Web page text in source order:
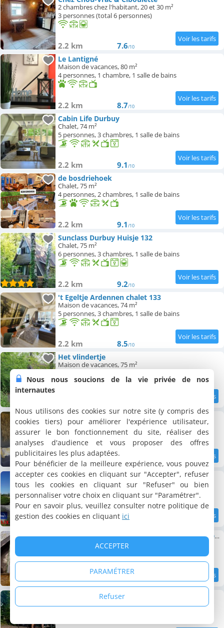
2 chambres chez l'habitant, 20 et 30 m²
3 personnes (total 6 personnes)
2.2 km 7.6/10
Le Lantigné
Maison de vacances, 80 m²
4 personnes, 1 chambre, 1 salle de bains
2.2 km 8.7/10
Cabin Life Durbuy
Chalet, 74 m²
5 personnes, 3 chambres, 1 salle de bains
2.2 km 9.1/10
de bosdriehoek
Chalet, 75 m²
4 personnes, 2 chambres, 1 salle de bains
2.2 km 9.1/10
Sunclass Durbuy Huisje 132
Chalet, 75 m²
6 personnes, 3 chambres, 1 salle de bains
2.2 km 9.2/10
't Egeltje Ardennen chalet 133
Maison de vacances, 74 m²
5 personnes, 3 chambres, 1 salle de bains
2.2 km 8.5/10
Het vlindertje
Maison de vacances, 75 m²
Côté Campagne
Appartement, 40 m²
2 personnes, 1 chambre, 1 salle de bains
2.2 km 9.1/10
Gîte du Vieux Chemin
Appartement, 75 m²
2 personnes, 1 chambre, 1 salle de bains
9.5
Het Hertenbos Chalet 136 - Bos- Groene Oase- Rustmoment- Zwembad
Chalet, 74 m²
2.2 km 9.4/10
Nous nous soucions de la vie privée de nos
internautes
Nous utilisons des cookies sur notre site (y compris des
cookies tiers) pour améliorer l'expérience utilisateur,
assurer le bon fonctionnement du site, réaliser des
analyses d'audience et vous proposer des offres
publicitaires les plus adaptées.
Pour bénéficier de la meilleure expérience, vous pouvez
accepter ces cookies en cliquant sur "Accepter", refuser
tous les cookies en cliquant sur "Refuser" ou bien
personnaliser votre choix en cliquant sur "Paramétrer".
Pour en savoir plus, veuillez consulter notre politique de
gestion des cookies en cliquant ici
ACCEPTER
PARAMÉTRER
Refuser